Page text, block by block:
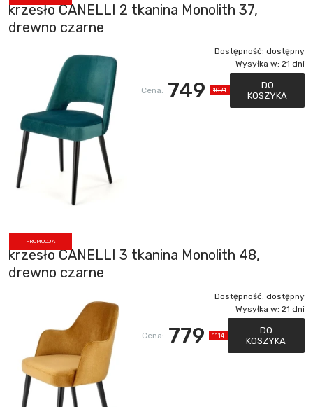
krzesło CANELLI 2 tkanina Monolith 37,
drewno czarne
Dostępność: dostępny
Wysyłka w: 21 dni
Cena: 749 1071
DO
KOSZYKA
krzesło CANELLI 3 tkanina Monolith 48,
drewno czarne
Dostępność: dostępny
Wysyłka w: 21 dni
Cena: 779 1114
DO
KOSZYKA
PROMOCJA